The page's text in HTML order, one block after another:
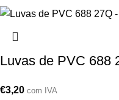
Luvas de PVC 688
€3,20 com IVA